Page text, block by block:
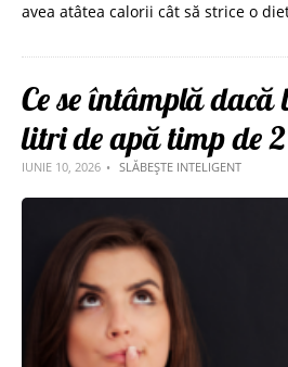
avea atâtea calorii cât să strice o
Ce se întâmplă dacă
litri de apă timp de
IUNIE 10, 2026 SLĂBEȘTE INTELIGENT